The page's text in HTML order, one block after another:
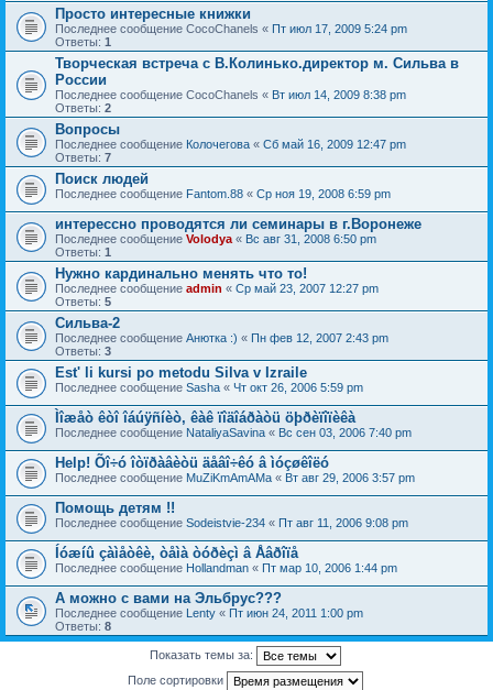
Просто интересные книжки
Последнее сообщение CocoChanels « Пт июл 17, 2009 5:24 pm
Ответы: 1
Творческая встреча с В.Колинько.директор м. Сильва в
России
Последнее сообщение CocoChanels « Вт июл 14, 2009 8:38 pm
Ответы: 2
Вопросы
Последнее сообщение Колочегова « Сб май 16, 2009 12:47 pm
Ответы: 7
Поиск людей
Последнее сообщение Fantom.88 « Ср ноя 19, 2008 6:59 pm
интерессно проводятся ли семинары в г.Воронеже
Последнее сообщение Volodya « Вс авг 31, 2008 6:50 pm
Ответы: 1
Нужно кардинально менять что то!
Последнее сообщение admin « Ср май 23, 2007 12:27 pm
Ответы: 5
Сильва-2
Последнее сообщение Анютка :) « Пн фев 12, 2007 2:43 pm
Ответы: 3
Est' li kursi po metodu Silva v Izraile
Последнее сообщение Sasha « Чт окт 26, 2006 5:59 pm
Ìîæåò êòî îáúÿñíèò, êàê ïîäîáðàòü öþðèïîïèêà
Последнее сообщение NataliyaSavina « Вс сен 03, 2006 7:40 pm
Help! Õî÷ó îòïðàâèòü äåâî÷êó â ìóçøêîëó
Последнее сообщение MuZiKmAmAMa « Вт авг 29, 2006 3:57 pm
Помощь детям !!
Последнее сообщение Sodeistvie-234 « Пт авг 11, 2006 9:08 pm
Íóæíû çàìåòêè, òåìà òóðèçì â Åâðîïå
Последнее сообщение Hollandman « Пт мар 10, 2006 1:44 pm
А можно с вами на Эльбрус???
Последнее сообщение Lenty « Пт июн 24, 2011 1:00 pm
Ответы: 8
Показать темы за:
Поле сортировки